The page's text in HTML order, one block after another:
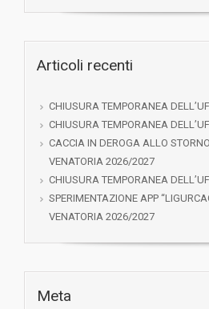
Articoli recenti
CHIUSURA TEMPORANEA
CHIUSURA TEMPORANEA
CACCIA IN DEROGA ALLO
VENATORIA 2026/2027
CHIUSURA TEMPORANEA
SPERIMENTAZIONE APP
VENATORIA 2026/2027
Meta